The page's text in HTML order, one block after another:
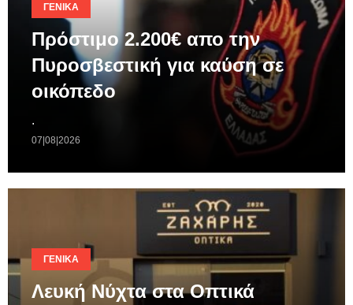
ΓΕΝΙΚΆ
Πρόστιμο 2.200€ απο την
Πυροσβεστική για καύση σε
οικόπεδο
.
07|08|2026
ΓΕΝΙΚΆ
Λευκή Νύχτα στα Οπτικά